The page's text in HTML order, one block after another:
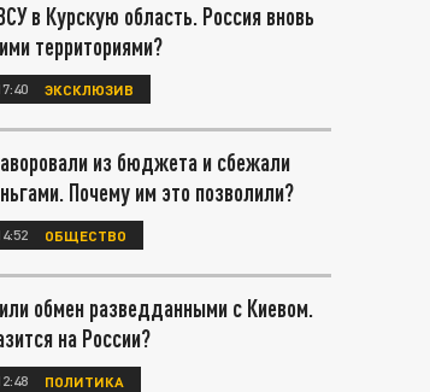
в Курскую область. Россия вновь
территориями?
ЭКСКЛЮЗИВ
из бюджета и сбежали
Почему им это позволили?
ОБЩЕСТВО
обмен разведданными с Киевом.
на России?
ПОЛИТИКА